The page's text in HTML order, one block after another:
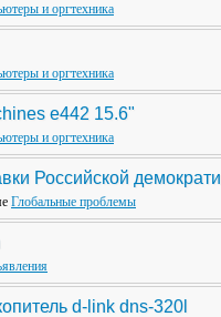
и оргтехника
и оргтехника
e442 15.6"
и оргтехника
Российской
Глобальные проблемы
d-link dns-320l